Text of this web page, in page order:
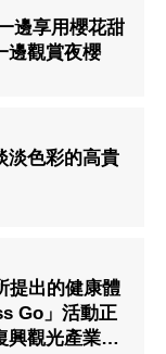
邊享用櫻花甜
邊觀賞夜櫻
淡色彩的高貴
提出的健康體
Go」活動正
興觀光產業､